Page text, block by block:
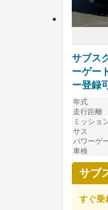
サブス
ーゲー
ー登録
年式
走行距離
ミッショ
サス
パワーゲ
車検
サブ
すぐ乗